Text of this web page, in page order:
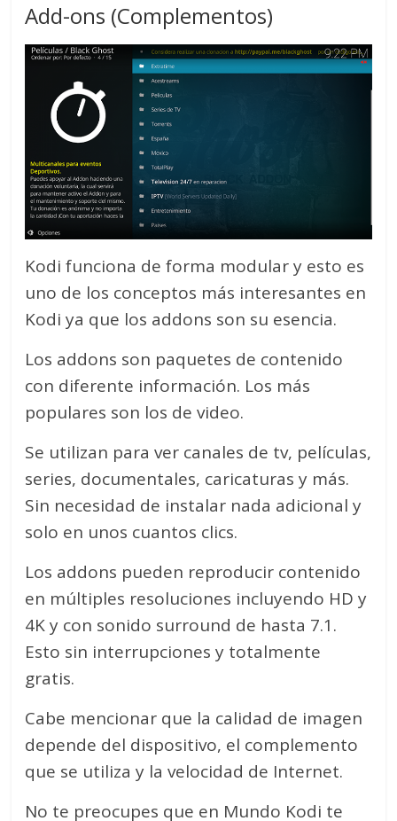
Add-ons (Complementos)
Kodi funciona de forma modular y esto es
uno de los conceptos más interesantes en
Kodi ya que los addons son su esencia.
Los addons son paquetes de contenido
con diferente información. Los más
populares son los de video.
Se utilizan para ver canales de tv, películas,
series, documentales, caricaturas y más.
Sin necesidad de instalar nada adicional y
solo en unos cuantos clics.
Los addons pueden reproducir contenido
en múltiples resoluciones incluyendo HD y
4K y con sonido surround de hasta 7.1.
Esto sin interrupciones y totalmente
gratis.
Cabe mencionar que la calidad de imagen
depende del dispositivo, el complemento
que se utiliza y la velocidad de Internet.
No te preocupes que en Mundo Kodi te